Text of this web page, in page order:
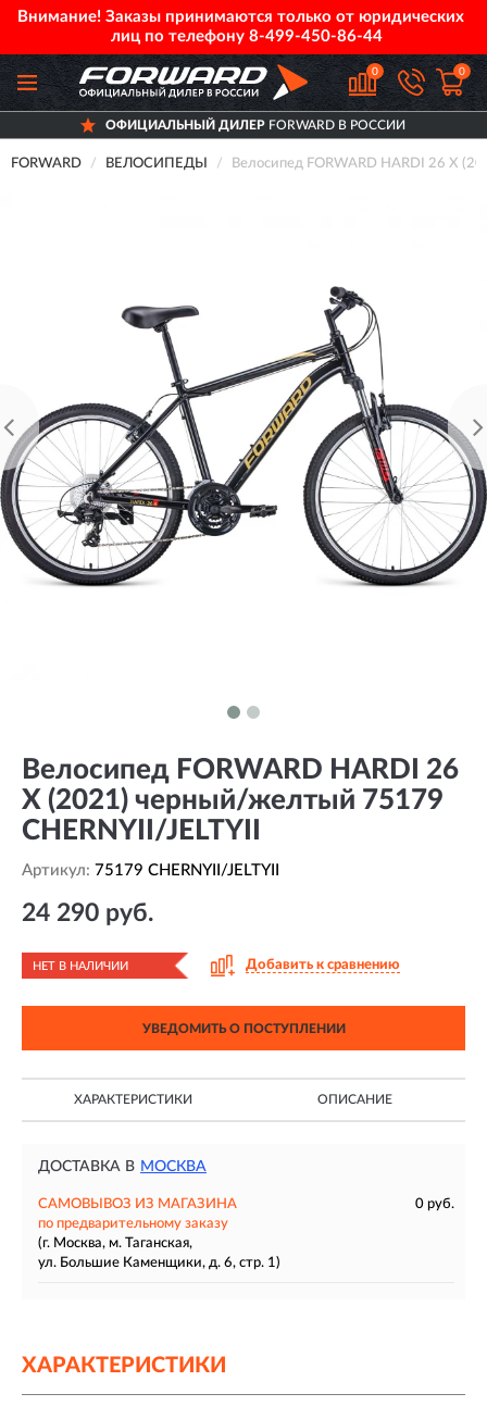
Внимание! Заказы принимаются только от юридических
лиц по телефону 8-499-450-86-44
0 0
ОФИЦИАЛЬНЫЙ ДИЛЕРFORWARD В РОССИИ
FORWARD ВЕЛОСИПЕДЫ Велосипед FORWARD HARDI 26 X
Велосипед FORWARD HARDI 26
X (2021) черный/желтый 75179
CHERNYII/JELTYII
Артикул: 75179 CHERNYII/JELTYII
24 290 руб.
НЕТ В НАЛИЧИИ Добавить к сравнению
УВЕДОМИТЬ О ПОСТУПЛЕНИИ
ХАРАКТЕРИСТИКИ ОПИСАНИЕ
ДОСТАВКА В МОСКВА
САМОВЫВОЗ ИЗ МАГАЗИНА
0 руб.
по предварительному заказу
(г. Москва, м. Таганская,
ул. Большие Каменщики, д. 6, стр. 1)
ХАРАКТЕРИСТИКИ